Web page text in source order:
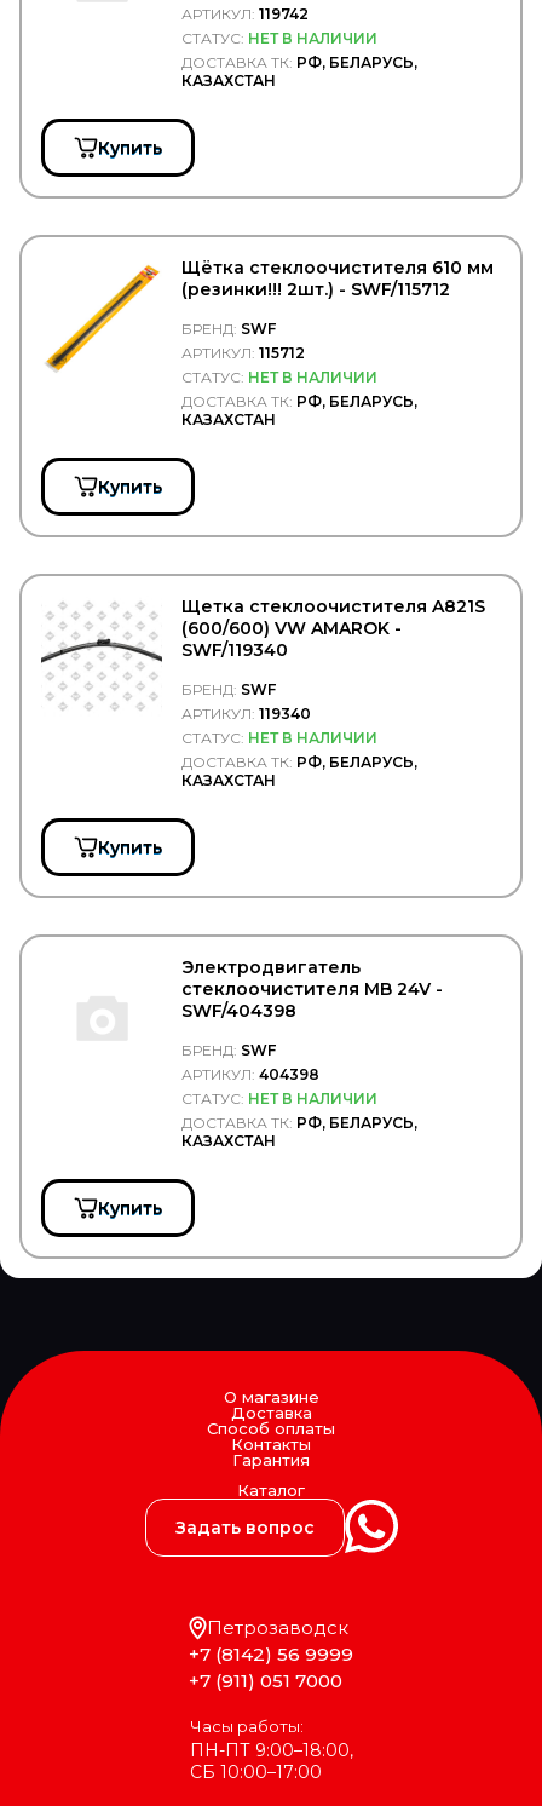
Тосол Синтез
Точка опоры
ТРАС
ТРИО
УКД
Формула Cвета
Чусовский металлургическийй завод
АРТИКУЛ: 119742
СТАТУС: НЕТ В НАЛИЧИИ
ДОСТАВКА ТК: РФ, БЕЛАРУСЬ,
КАЗАХСТАН
Купить
Щётка стеклоочистителя 610 мм
(резинки!!! 2шт.) - SWF/115712
БРЕНД: SWF
АРТИКУЛ: 115712
СТАТУС: НЕТ В НАЛИЧИИ
ДОСТАВКА ТК: РФ, БЕЛАРУСЬ,
КАЗАХСТАН
Купить
Щетка стеклоочистителя A821S
(600/600) VW AMAROK -
SWF/119340
БРЕНД: SWF
АРТИКУЛ: 119340
СТАТУС: НЕТ В НАЛИЧИИ
ДОСТАВКА ТК: РФ, БЕЛАРУСЬ,
КАЗАХСТАН
Купить
Электродвигатель
стеклоочистителя MB 24V -
SWF/404398
БРЕНД: SWF
АРТИКУЛ: 404398
СТАТУС: НЕТ В НАЛИЧИИ
ДОСТАВКА ТК: РФ, БЕЛАРУСЬ,
КАЗАХСТАН
Купить
О магазине
Доставка
Способ оплаты
Контакты
Гарантия
Каталог
Петрозаводск
+7 (8142) 56 9999
+7 (911) 051 7000
Часы работы:
ПН-ПТ 9:00–18:00,
СБ 10:00–17:00
Задать вопрос